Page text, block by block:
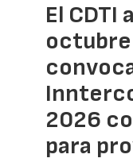
El CDTI
octubre
2026
para